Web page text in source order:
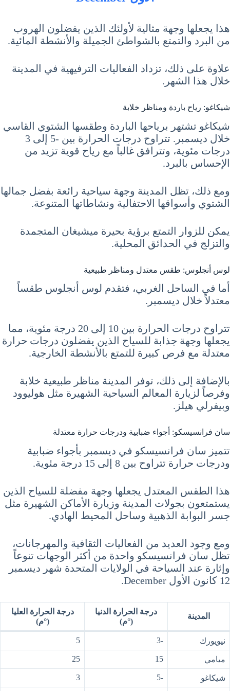
هذا يجعلها وجهة مثالية لأولئك الذين يفضلون الهروب
من البرد والتمتع بالشواطئ الجميلة والأنشطة المائية.
علاوة على ذلك، تزداد الفعاليات الترفيهية في المدينة
خلال هذا الشهر.
شيكاغو: رياح باردة ومناظر خلابة
شيكاغو تشتهر برياحها الباردة وطقسها الشتوي القاسي
خلال ديسمبر. تتراوح درجات الحرارة بين -5 إلى 3
درجات مئوية، وتترافق غالباً مع رياح قوية تزيد من
الإحساس بالبرد.
ومع ذلك، تظل المدينة وجهة سياحية رائعة بفضل جمالها
الشتوي وأسواقها الاحتفالية ونشاطاتها المتنوعة.
يمكن للزوار التمتع برؤية بحيرة ميشيغان المتجمدة
والتزلج في الحدائق المحلية.
لوس أنجلوس: طقس معتدل ومناظر طبيعية
أما في الساحل الغربي، فتقدم لوس أنجلوس طقساً
معتدلاً خلال ديسمبر.
تتراوح درجات الحرارة بين 10 إلى 20 درجة مئوية، مما
يجعلها وجهة جذابة للسياح الذين يفضلون درجات حرارة
معتدلة مع فرص كبيرة للتمتع بالأنشطة الخارجية.
بالإضافة إلى ذلك، توفر المدينة مناظر طبيعية خلابة
وفرصاً لزيارة المعالم السياحية الشهيرة مثل هوليوود
وبيفرلي هيلز.
سان فرانسيسكو: أجواء ضبابية ودرجات حرارة معتدلة
تتميز سان فرانسيسكو في ديسمبر بأجواء ضبابية
ودرجات حرارة تتراوح بين 8 إلى 15 درجة مئوية.
هذا الطقس المعتدل يجعلها وجهة مفضلة للسياح الذين
يستمتعون بجولات المدينة وزيارة الأماكن الشهيرة مثل
جسر البوابة الذهبية وساحل المحيط الهادي.
ومع وجود العديد من الفعاليات الثقافية والمهرجانات،
تظل سان فرانسيسكو واحدة من أكثر الوجهات تنوعاً
وإثارة عند السياحة في الولايات المتحدة شهر ديسمبر
12 كانون الأول December.
المدينة
درجة الحرارة الدنيا
(°م)
درجة الحرارة العليا
(°م)
نيويورك -3
5
ميامي 15
25
شيكاغو -5
3